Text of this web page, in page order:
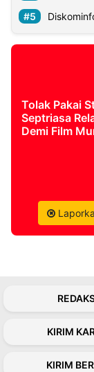
2026
PT.
Tolak Pakai
Septriasa
Demi Film
KIRIM
KIRIM